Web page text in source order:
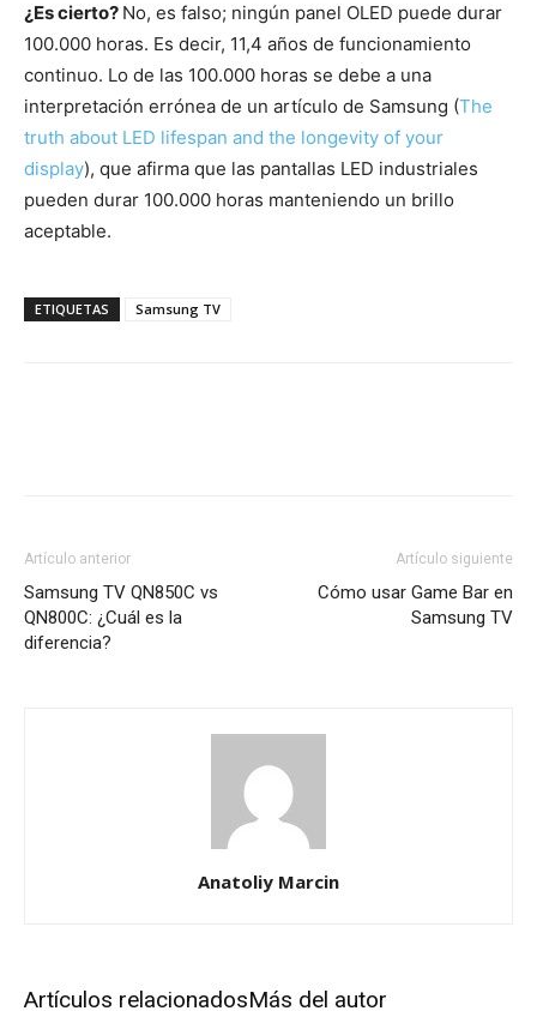
¿Es cierto? No, es falso; ningún panel OLED puede durar
100.000 horas. Es decir, 11,4 años de funcionamiento
continuo. Lo de las 100.000 horas se debe a una
interpretación errónea de un artículo de Samsung (The
truth about LED lifespan and the longevity of your
display), que afirma que las pantallas LED industriales
pueden durar 100.000 horas manteniendo un brillo
aceptable.
ETIQUETAS Samsung TV
Artículo anterior
Samsung TV QN850C vs
QN800C: ¿Cuál es la
diferencia?
Artículo siguiente
Cómo usar Game Bar en
Samsung TV
Anatoliy Marcin
Artículos relacionadosMás del autor